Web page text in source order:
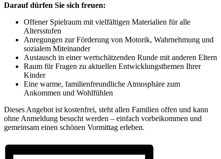
Darauf dürfen Sie sich freuen:
Offener Spielraum mit vielfältigen Materialien für alle
Altersstufen
Anregungen zur Förderung von Motorik, Wahrnehmung und
sozialem Miteinander
Austausch in einer wertschätzenden Runde mit anderen Eltern
Raum für Fragen zu aktuellen Entwicklungsthemen Ihrer
Kinder
Eine warme, familienfreundliche Atmosphäre zum
Ankommen und Wohlfühlen
Dieses Angebot ist kostenfrei, steht allen Familien offen und kann
ohne Anmeldung besucht werden – einfach vorbeikommen und
gemeinsam einen schönen Vormittag erleben.